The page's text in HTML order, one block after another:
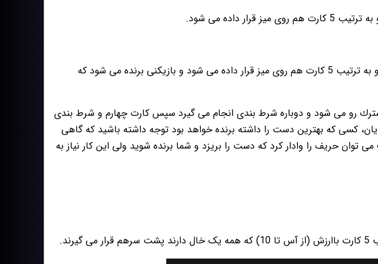
دو كارت به هر بازيكن داده مى شود و به ترتيب 5 كارت هم روى ميز قرار داده مى شود و بازيكنى برنده مى شود كه
رو مى شود و دوباره شرط بندى انجام مى گيرد سپس كارت چهارم و شرط بندى
كسى كه بهترين دست را داشته برنده خواهد بود توجه داشته باشيد كه گاهى
حريف را وادار كرد كه دست را بريزد و شما برنده شويد ولى اين كار نياز به